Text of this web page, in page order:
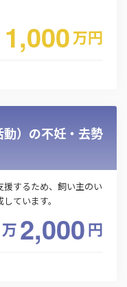
1,000万円
）の不妊・去勢
するため、飼い主のい
ています。
万2,000円